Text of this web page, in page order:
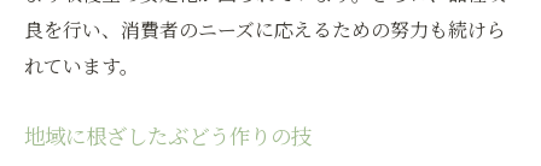
良を行い、消費者のニーズに応えるための努力も続けら
れています。
地域に根ざしたぶどう作りの技